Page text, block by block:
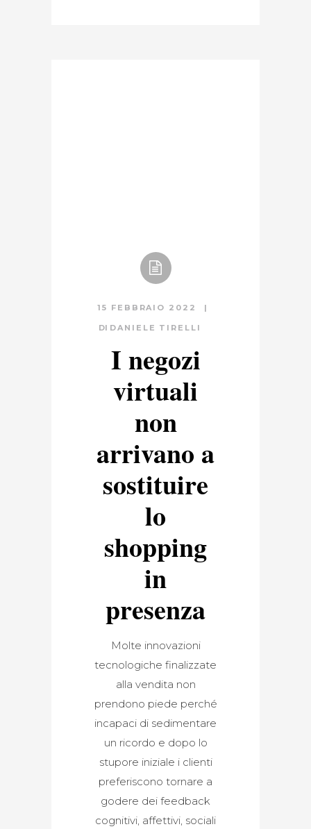
15 FEBBRAIO 2022
DI DANIELE TIRELLI
I negozi
virtuali
non
arrivano a
sostituire
lo
shopping
in
presenza
Molte innovazioni
tecnologiche finalizzate
alla vendita non
prendono piede perché
incapaci di sedimentare
un ricordo e dopo lo
stupore iniziale i clienti
preferiscono tornare a
godere dei feedback
cognitivi, affettivi, sociali